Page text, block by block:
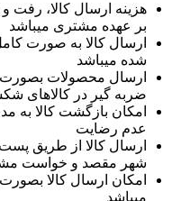
هزینه ارسال کالا،
بر عهده مشتری میباشد
ارسال کالا به صورت
شده میباشد
ارسال محصولات بصورت
ضربه گیر در کالاهای
عدم رضایت
ارسال کالا از طریق
شهر مقصد و خواست
امکان ارسال کالا
میباشد